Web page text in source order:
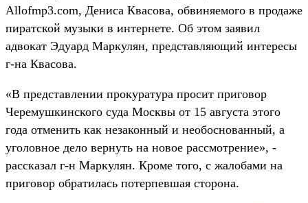
Allofmp3.com, Дениса Квасова, обвиняемого в продаже
пиратской музыки в интернете. Об этом заявил
адвокат Эдуард Маркулян, представляющий интересы
г-на Квасова.
«В представлении прокуратура просит приговор
Черемушкинского суда Москвы от 15 августа этого
года отменить как незаконный и необоснованный, а
уголовное дело вернуть на новое рассмотрение», -
рассказал г-н Маркулян. Кроме того, с жалобами на
приговор обратилась потерпевшая сторона.